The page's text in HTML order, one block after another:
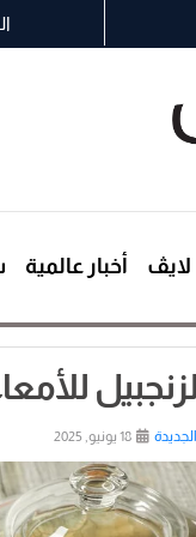
لايڤ أخبار عالمية